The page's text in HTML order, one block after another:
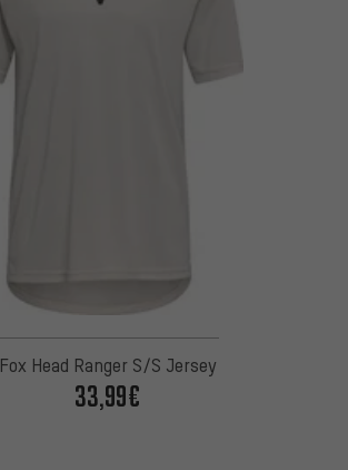
Fox Head Ranger S/S Jersey
33,99€